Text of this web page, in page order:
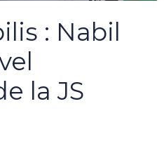
: Nabil
la JS